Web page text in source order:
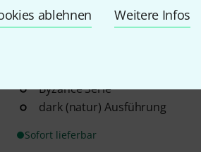
ablehnen Weitere Infos
Meinl13" Byzance Dark Hi-Hat
Byzance Serie
dark (natur) Ausführung
Sofort lieferbar